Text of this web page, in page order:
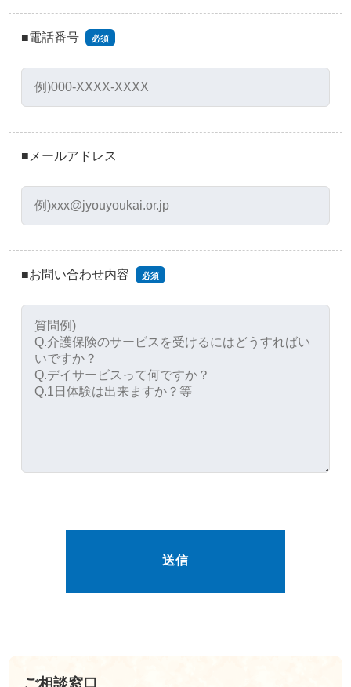
■電話番号 必須
■メールアドレス
■お問い合わせ内容 必須
ご相談窓口